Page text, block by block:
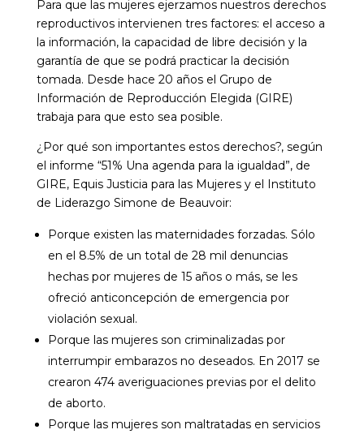
Para que las mujeres ejerzamos nuestros derechos
reproductivos intervienen tres factores: el acceso a
la información, la capacidad de libre decisión y la
garantía de que se podrá practicar la decisión
tomada. Desde hace 20 años el Grupo de
Información de Reproducción Elegida (GIRE)
trabaja para que esto sea posible.
¿Por qué son importantes estos derechos?, según
el informe “51% Una agenda para la igualdad”, de
GIRE, Equis Justicia para las Mujeres y el Instituto
de Liderazgo Simone de Beauvoir:
Porque existen las maternidades forzadas. Sólo
en el 8.5% de un total de 28 mil denuncias
hechas por mujeres de 15 años o más, se les
ofreció anticoncepción de emergencia por
violación sexual.
Porque las mujeres son criminalizadas por
interrumpir embarazos no deseados. En 2017 se
crearon 474 averiguaciones previas por el delito
de aborto.
Porque las mujeres son maltratadas en servicios